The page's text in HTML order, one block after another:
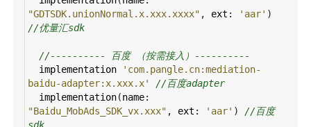
"GDTSDK.unionNormal.x.xxx.xxxx" , ext : 'aar'
//优量汇sdk
//---------- 百度 （按需接入）----------
implementation
'com.pangle.cn:mediation-
baidu-adapter:x.xxx.x'
//百度adapter
implementation(name
"Baidu_MobAds_SDK_vx.xxx" , ext : 'aar' ) //百度